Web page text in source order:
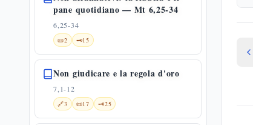
pane quotidiano — Mt 6,25-34
6,25-34
📜2 🗝️15
Non giudicare e la regola d'oro
7,1-12
🔗3 📜17 🗝️25